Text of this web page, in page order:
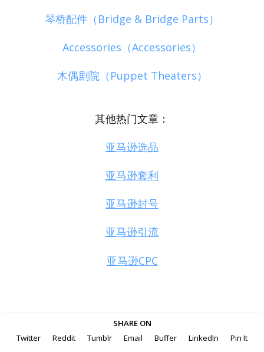
琴桥配件（Bridge & Bridge Parts）
Accessories（Accessories）
木偶剧院（Puppet Theaters）
其他热门文章：
亚马逊选品
亚马逊套利
亚马逊封号
亚马逊引流
亚马逊CPC
SHARE ON
Twitter
Reddit Tumblr Email Buffer LinkedIn Pin It